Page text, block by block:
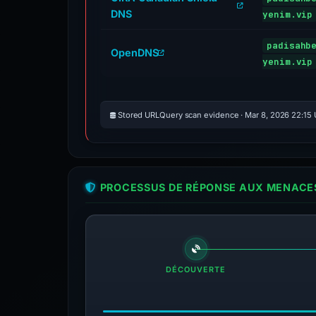
DNS
yenim.vip
OpenDNS
yenim.vip
Stored URLQuery scan evidence · Mar 8, 2026 22:15
PROCESSUS DE RÉPONSE AUX
DÉCOUVERTE